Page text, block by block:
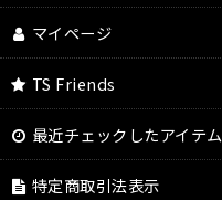
マイページ
TS Friends
最近チェックしたアイテム
特定商取引法表示